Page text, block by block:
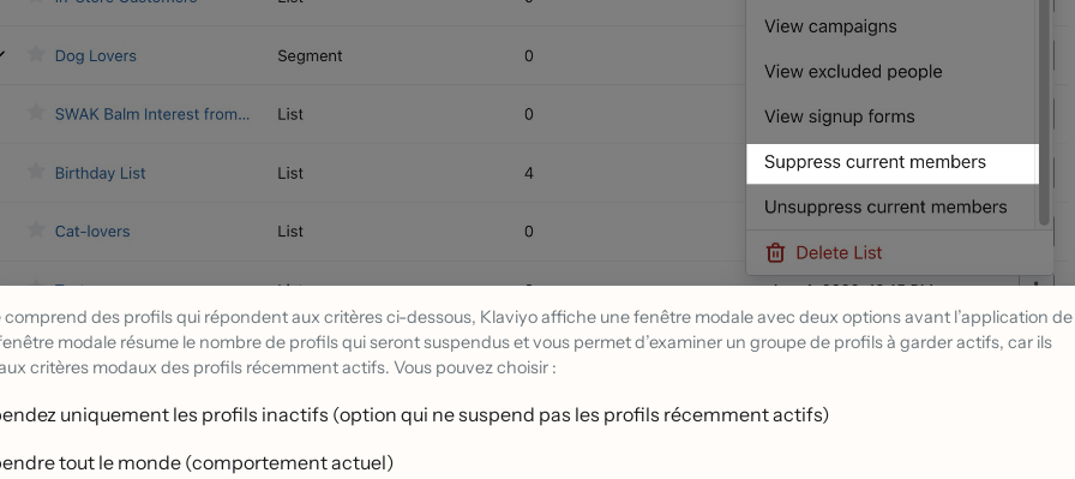
comprend des profils qui répondent aux critères ci-dessous, Klaviyo affiche une fenêtre modale avec deux options avant l’application de
modale résume le nombre de profils qui seront suspendus et vous permet d’examiner un groupe de profils à garder actifs, car ils
critères modaux des profils récemment actifs. Vous pouvez choisir :
uniquement les profils inactifs (option qui ne suspend pas les profils récemment actifs)
tout le monde (comportement actuel)